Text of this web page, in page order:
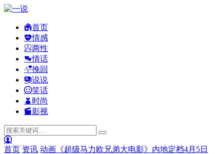
首页
情感
两性
情话
挽回
说说
笑话
时尚
影视
首页 资讯 动画《超级马力欧兄弟大电影》内地定档4月5日